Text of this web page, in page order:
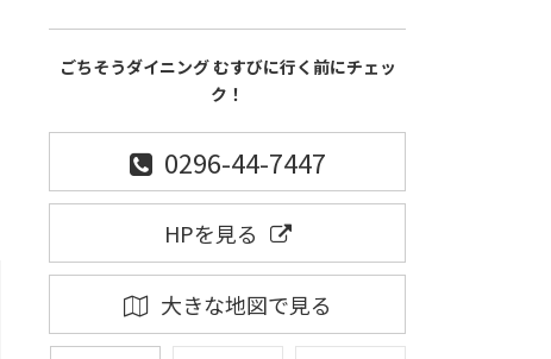
ごちそうダイニング むすびに行く前にチェッ
ク！
0296-44-7447
HPを見る
大きな地図で見る